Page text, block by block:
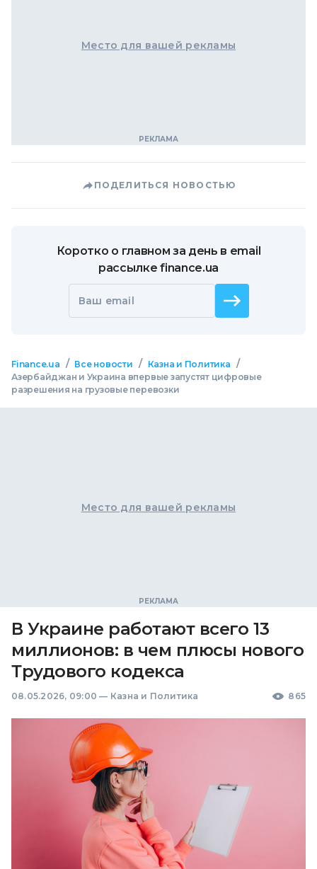
Место для вашей рекламы
ПОДЕЛИТЬСЯ НОВОСТЬЮ
Коротко о главном за день в email
рассылке finance.ua
Ваш email
Finance.ua / Все новости / Казна и Политика /
Азербайджан и Украина впервые запустят цифровые
разрешения на грузовые перевозки
Место для вашей рекламы
В Украине работают всего 13
миллионов: в чем плюсы нового
Трудового кодекса
08.05.2026, 09:00 — Казна и Политика 865